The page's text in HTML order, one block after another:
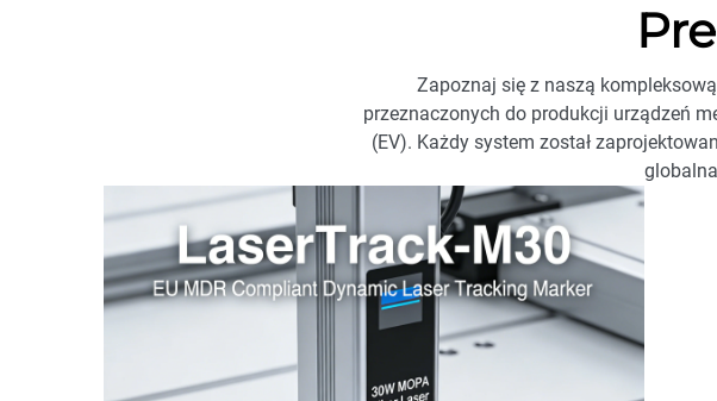
Zapoznaj się z naszą
przeznaczonych do produkcji urządzeń
(EV). Każdy system został